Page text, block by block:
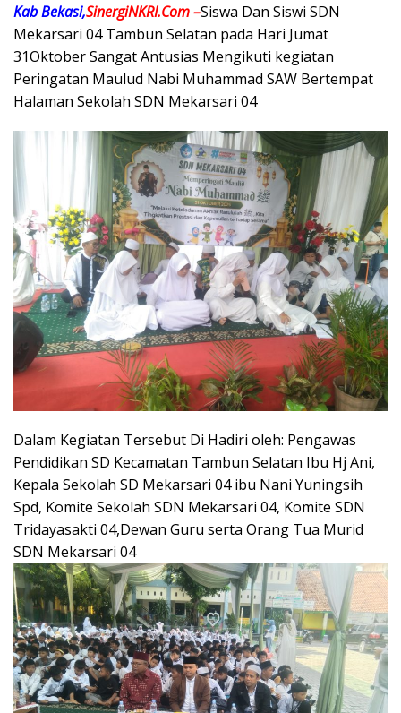
e
b
o
o
k
itt
er
at
s
A
p
p
e e
gr
a
m
ar
e
Kab Bekasi,SinergiNKRI.Com –Siswa Dan Siswi SDN
Mekarsari 04 Tambun Selatan pada Hari Jumat
31Oktober Sangat Antusias Mengikuti kegiatan
Peringatan Maulud Nabi Muhammad SAW Bertempat
Halaman Sekolah SDN Mekarsari 04
Dalam Kegiatan Tersebut Di Hadiri oleh: Pengawas
Pendidikan SD Kecamatan Tambun Selatan Ibu Hj Ani,
Kepala Sekolah SD Mekarsari 04 ibu Nani Yuningsih
Spd, Komite Sekolah SDN Mekarsari 04, Komite SDN
Tridayasakti 04,Dewan Guru serta Orang Tua Murid
SDN Mekarsari 04